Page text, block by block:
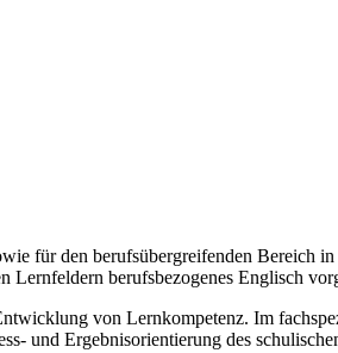
für den berufsübergreifenden Bereich
Lernfeldern berufsbezogenes Englisch
von Lernkompetenz. Im
und Ergebnisorientierung des